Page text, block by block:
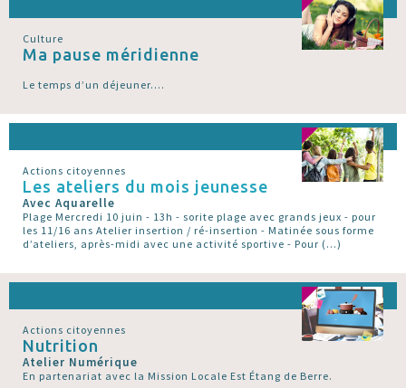
Culture
Ma pause méridienne
Le temps d’un déjeuner....
Actions citoyennes
Les ateliers du mois jeunesse
Avec Aquarelle
Plage Mercredi 10 juin - 13h - sorite plage avec grands jeux - pour
les 11/16 ans Atelier insertion / ré-insertion - Matinée sous forme
d’ateliers, après-midi avec une activité sportive - Pour (…)
Actions citoyennes
Nutrition
Atelier Numérique
En partenariat avec la Mission Locale Est Étang de Berre.